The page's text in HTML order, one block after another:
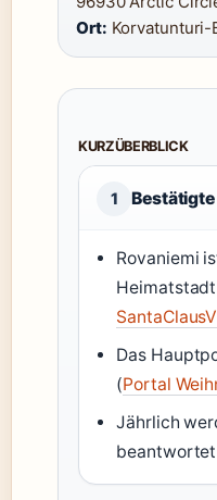
Ort: Korvatunturi-
KURZÜBERBLICK
1
Rovaniemi
Das
(Portal
Jährlich